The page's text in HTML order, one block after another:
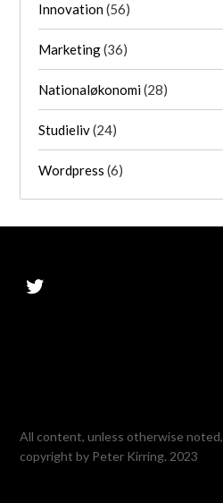
Innovation(56)
Marketing(36)
Nationaløkonomi(28)
Studieliv(24)
Wordpress (6)
Twitter
All content, unless otherwise noted,
copyright by Peter Kirring. 2023